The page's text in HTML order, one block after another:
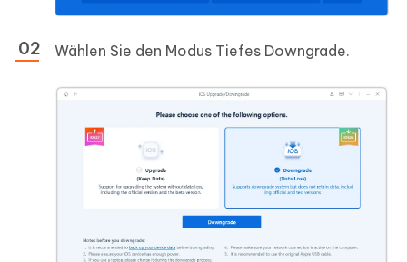
Wählen Sie den Modus Tiefes Downgrade.